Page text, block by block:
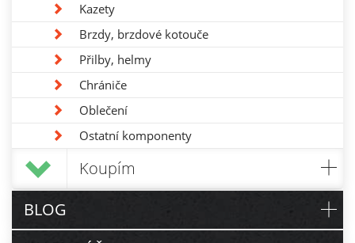
Kazety
Brzdy, brzdové kotouče
Přilby, helmy
Chrániče
Oblečení
Ostatní komponenty
Koupím
BLOG